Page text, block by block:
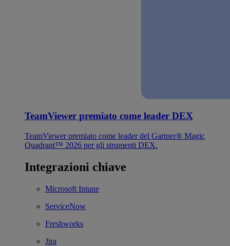
TeamViewer premiato come leader DEX
TeamViewer premiato come leader del Gartner® Magic
Quadrant™ 2026 per gli strumenti DEX.
Integrazioni chiave
Microsoft Intune
ServiceNow
Freshworks
Jira